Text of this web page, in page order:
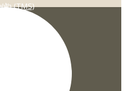
ฟ้า (TMS)